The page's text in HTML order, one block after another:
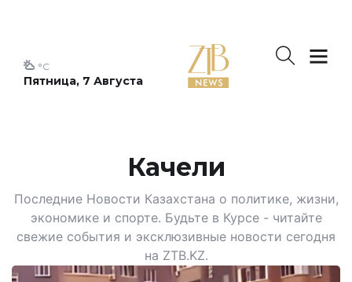
Пятница, 7 Августа
°C
Качели
Последние Новости Казахстана о политике, жизни,
экономике и спорте. Будьте в Курсе - читайте
свежие события и эксклюзивные новости сегодня
на ZTB.KZ.